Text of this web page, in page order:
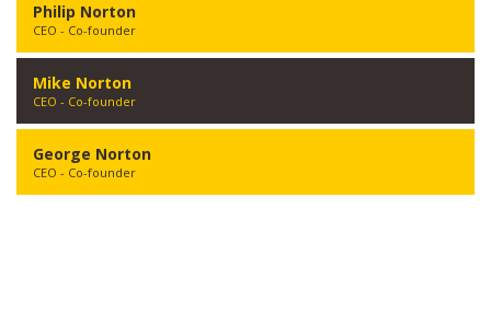
Philip Norton
CEO - Co-founder
Mike Norton
CEO - Co-founder
George Norton
CEO - Co-founder